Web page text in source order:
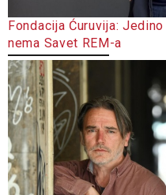
Fondacija Ćuruvija:
nema Savet REM-a